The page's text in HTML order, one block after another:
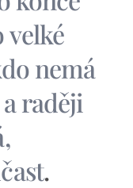
velké
nemá
raději
.